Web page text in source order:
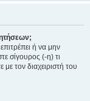
ή να μην
σίγουρος (-η) τι
τον διαχειριστή του